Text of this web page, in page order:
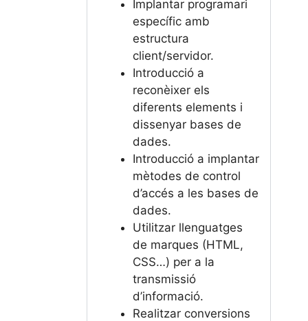
Implantar programari
específic amb
estructura
client/servidor.
Introducció a
reconèixer els
diferents elements i
dissenyar bases de
dades.
Introducció a implantar
mètodes de control
d’accés a les bases de
dades.
Utilitzar llenguatges
de marques (HTML,
CSS…) per a la
transmissió
d’informació.
Realitzar conversions